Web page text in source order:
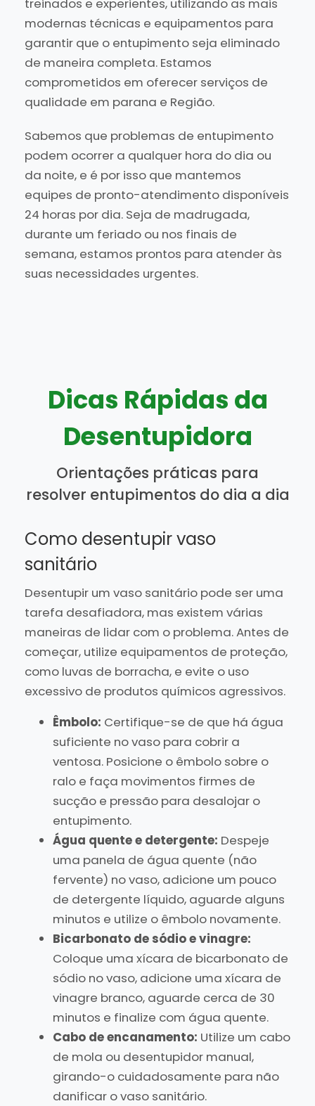
treinados e experientes, utilizando as mais
modernas técnicas e equipamentos para
garantir que o entupimento seja eliminado
de maneira completa. Estamos
comprometidos em oferecer serviços de
qualidade em parana e Região.
Sabemos que problemas de entupimento
podem ocorrer a qualquer hora do dia ou
da noite, e é por isso que mantemos
equipes de pronto-atendimento disponíveis
24 horas por dia. Seja de madrugada,
durante um feriado ou nos finais de
semana, estamos prontos para atender às
suas necessidades urgentes.
Dicas Rápidas da
Desentupidora
Orientações práticas para
resolver entupimentos do dia a dia
Como desentupir vaso
sanitário
Desentupir um vaso sanitário pode ser uma
tarefa desafiadora, mas existem várias
maneiras de lidar com o problema. Antes de
começar, utilize equipamentos de proteção,
como luvas de borracha, e evite o uso
excessivo de produtos químicos agressivos.
Êmbolo: Certifique-se de que há água
suficiente no vaso para cobrir a
ventosa. Posicione o êmbolo sobre o
ralo e faça movimentos firmes de
sucção e pressão para desalojar o
entupimento.
Água quente e detergente: Despeje
uma panela de água quente (não
fervente) no vaso, adicione um pouco
de detergente líquido, aguarde alguns
minutos e utilize o êmbolo novamente.
Bicarbonato de sódio e vinagre:
Coloque uma xícara de bicarbonato de
sódio no vaso, adicione uma xícara de
vinagre branco, aguarde cerca de 30
minutos e finalize com água quente.
Cabo de encanamento: Utilize um cabo
de mola ou desentupidor manual,
girando-o cuidadosamente para não
danificar o vaso sanitário.